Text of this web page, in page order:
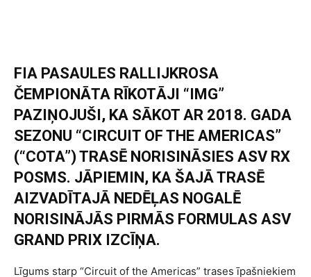
FIA PASAULES RALLIJKROSA
ČEMPIONĀTA RĪKOTĀJI “IMG”
PAZIŅOJUŠI, KA SĀKOT AR 2018. GADA
SEZONU “CIRCUIT OF THE AMERICAS”
(“COTA”) TRASĒ NORISINĀSIES ASV RX
POSMS. JĀPIEMIN, KA ŠAJĀ TRASĒ
AIZVADĪTAJĀ NEDĒĻAS NOGALĒ
NORISINĀJĀS PIRMĀS FORMULAS ASV
GRAND PRIX IZCĪŅA.
Līgums starp “Circuit of the Americas” trases īpašniekiem